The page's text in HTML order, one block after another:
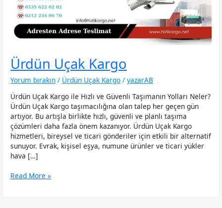
Ürdün Uçak Kargo
Yorum bırakın / Ürdün Uçak Kargo /yazarAB
Ürdün Uçak Kargo ile Hızlı ve Güvenli Taşımanın Yolları Neler?
Ürdün Uçak Kargo taşımacılığına olan talep her geçen gün
artıyor. Bu artışla birlikte hızlı, güvenli ve planlı taşıma
çözümleri daha fazla önem kazanıyor. Ürdün Uçak Kargo
hizmetleri, bireysel ve ticari gönderiler için etkili bir alternatif
sunuyor. Evrak, kişisel eşya, numune ürünler ve ticari yükler
hava […]
Ürdün
Read More »